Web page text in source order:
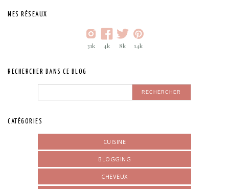
MES RÉSEAUX
31k 4k 8k 14k
RECHERCHER DANS CE BLOG
CATÉGORIES
CUISINE
BLOGGING
CHEVEUX